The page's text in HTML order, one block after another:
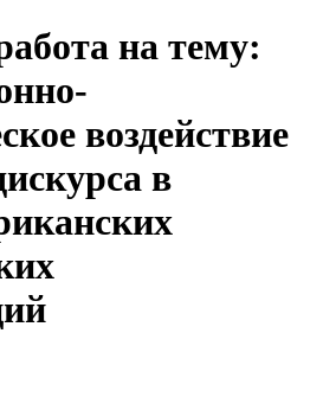
на тему:
воздействие
в